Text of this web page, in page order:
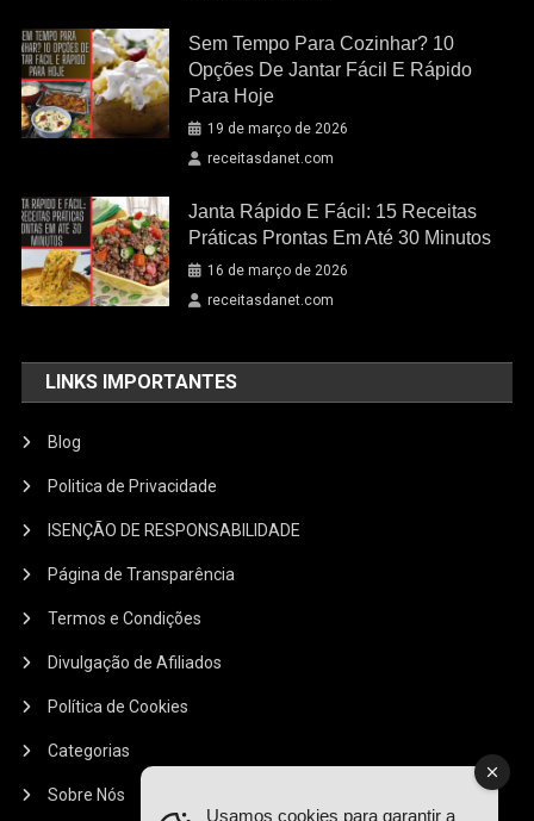
Sem Tempo Para Cozinhar? 10
Opções De Jantar Fácil E Rápido
Para Hoje
19 de março de 2026
receitasdanet.com
Janta Rápido E Fácil: 15 Receitas
Práticas Prontas Em Até 30 Minutos
16 de março de 2026
receitasdanet.com
LINKS IMPORTANTES
Blog
Politica de Privacidade
ISENÇÃO DE RESPONSABILIDADE
Página de Transparência
Termos e Condições
Divulgação de Afiliados
Política de Cookies
Categorias
Sobre Nós
Usamos cookies para garantir a